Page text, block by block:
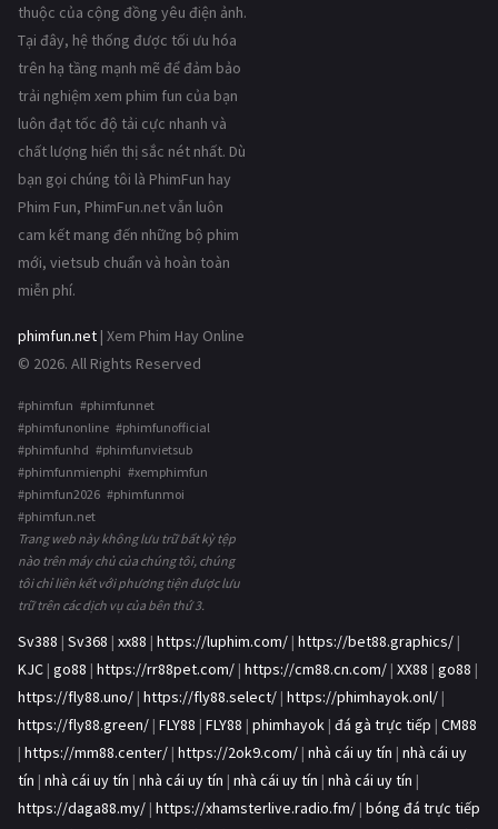
thuộc của cộng đồng yêu điện ảnh.
Tại đây, hệ thống được tối ưu hóa
trên hạ tầng mạnh mẽ để đảm bảo
trải nghiệm xem phim fun của bạn
luôn đạt tốc độ tải cực nhanh và
chất lượng hiển thị sắc nét nhất. Dù
bạn gọi chúng tôi là PhimFun hay
Phim Fun, PhimFun.net vẫn luôn
cam kết mang đến những bộ phim
mới, vietsub chuẩn và hoàn toàn
miễn phí.
phimfun.net | Xem Phim Hay Online
© 2026. All Rights Reserved
#phimfun #phimfunnet
#phimfunonline #phimfunofficial
#phimfunhd #phimfunvietsub
#phimfunmienphi #xemphimfun
#phimfun2026 #phimfunmoi
#phimfun.net
Trang web này không lưu trữ bất kỳ tệp
nào trên máy chủ của chúng tôi, chúng
tôi chỉ liên kết với phương tiện được lưu
trữ trên các dịch vụ của bên thứ 3.
Sv388 | Sv368 | xx88 | https://luphim.com/ | https://bet88.graphics/ |
KJC | go88 | https://rr88pet.com/ | https://cm88.cn.com/ | XX88 | go88 |
https://fly88.uno/ | https://fly88.select/ | https://phimhayok.onl/ |
https://fly88.green/ | FLY88 | FLY88 | phimhayok | đá gà trực tiếp | CM88
| https://mm88.center/ | https://2ok9.com/ | nhà cái uy tín | nhà cái uy
tín | nhà cái uy tín | nhà cái uy tín | nhà cái uy tín | nhà cái uy tín |
https://daga88.my/ | https://xhamsterlive.radio.fm/ | bóng đá trực tiếp